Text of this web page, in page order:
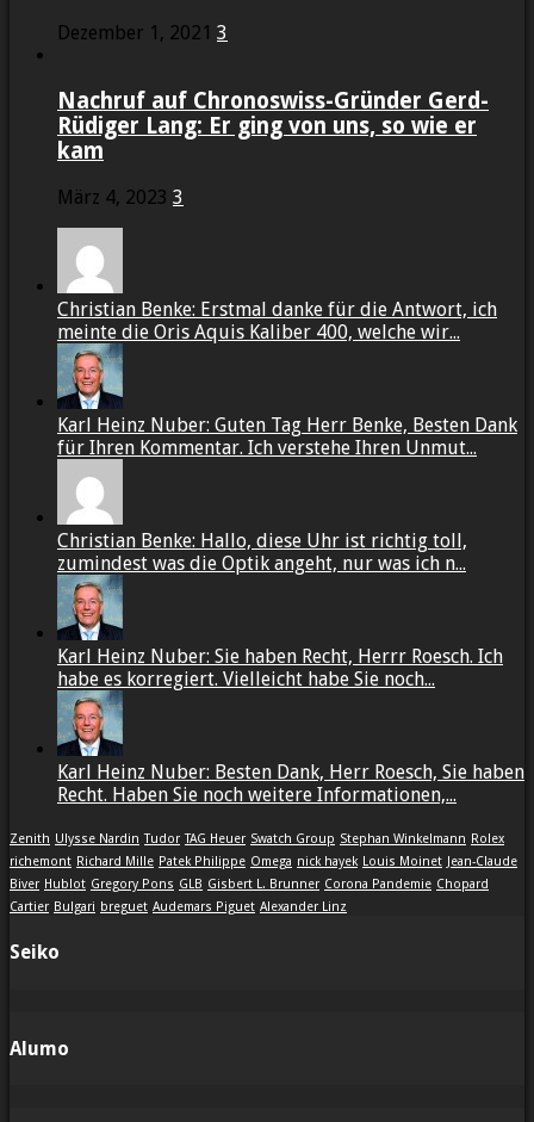
Dezember 1, 2021 3
Nachruf auf Chronoswiss-Gründer Gerd-
Rüdiger Lang: Er ging von uns, so wie er
kam
März 4, 2023 3
Christian Benke: Erstmal danke für die Antwort, ich
meinte die Oris Aquis Kaliber 400, welche wir...
Karl Heinz Nuber: Guten Tag Herr Benke, Besten Dank
für Ihren Kommentar. Ich verstehe Ihren Unmut...
Christian Benke: Hallo, diese Uhr ist richtig toll,
zumindest was die Optik angeht, nur was ich n...
Karl Heinz Nuber: Sie haben Recht, Herrr Roesch. Ich
habe es korregiert. Vielleicht habe Sie noch...
Karl Heinz Nuber: Besten Dank, Herr Roesch, Sie haben
Recht. Haben Sie noch weitere Informationen,...
Zenith Ulysse Nardin Tudor TAG Heuer Swatch Group Stephan Winkelmann Rolex
richemont Richard Mille Patek Philippe Omega nick hayek Louis Moinet
Jean-Claude
Biver Hublot Gregory Pons GLB Gisbert L. Brunner Corona Pandemie Chopard
Cartier Bulgari breguet Audemars Piguet Alexander Linz
Seiko
Alumo